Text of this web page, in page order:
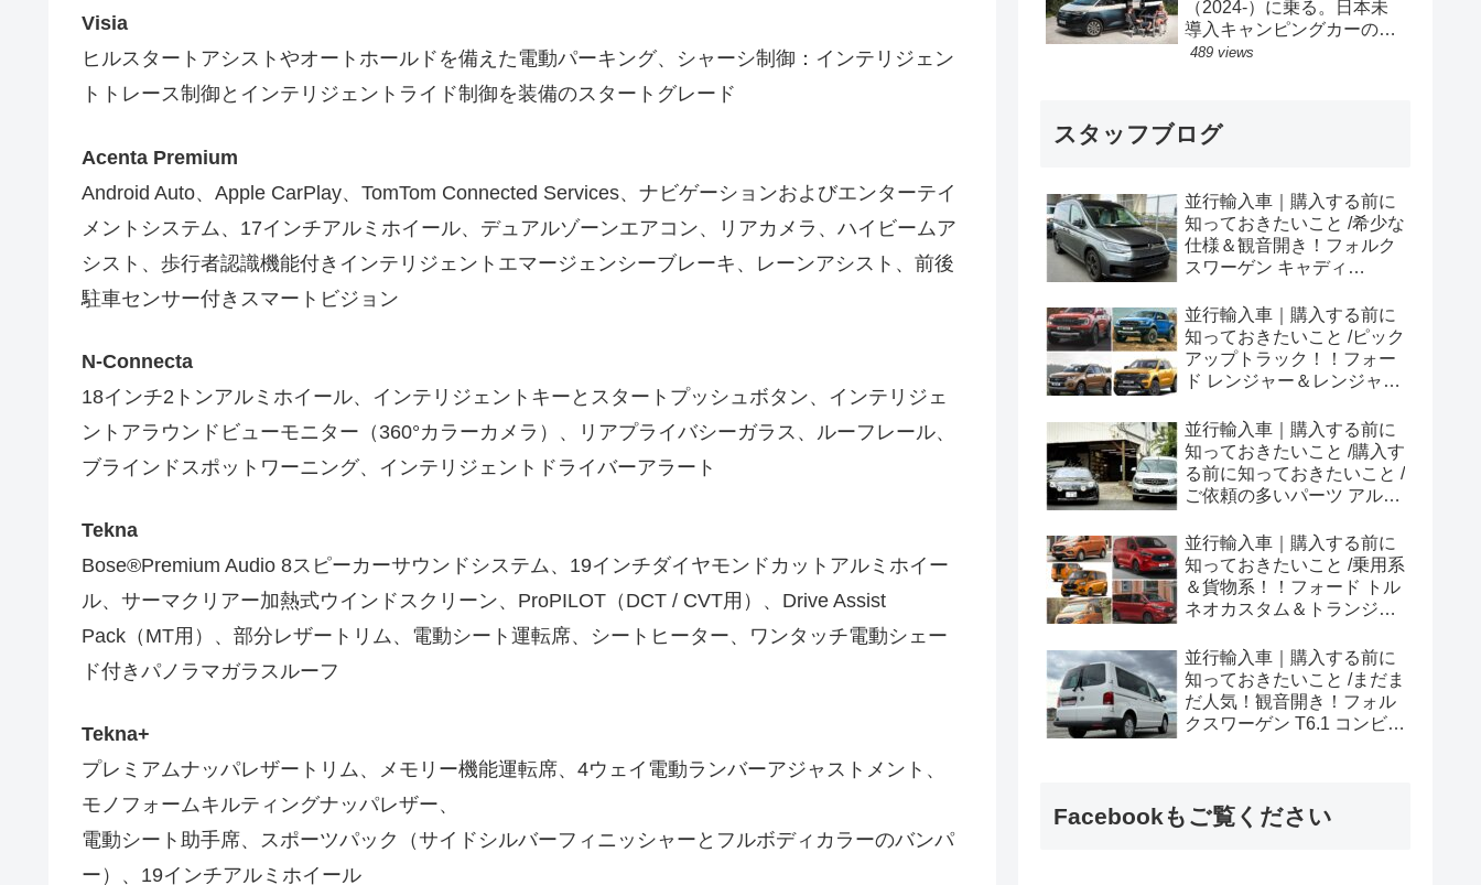
Visia
ヒルスタートアシストやオートホールドを備えた電動パーキング、シャーシ制御：インテリジェン
トトレース制御とインテリジェントライド制御を装備のスタートグレード
Acenta Premium
Android Auto、Apple CarPlay、TomTom Connected Services、ナビゲーションおよびエンターテイ
メントシステム、17インチアルミホイール、デュアルゾーンエアコン、リアカメラ、ハイビームア
シスト、歩行者認識機能付きインテリジェントエマージェンシーブレーキ、レーンアシスト、前後
駐車センサー付きスマートビジョン
N-Connecta
18インチ2トンアルミホイール、インテリジェントキーとスタートプッシュボタン、インテリジェ
ントアラウンドビューモニター（360°カラーカメラ）、リアプライバシーガラス、ルーフレール、
ブラインドスポットワーニング、インテリジェントドライバーアラート
Tekna
Bose®Premium Audio 8スピーカーサウンドシステム、19インチダイヤモンドカットアルミホイー
ル、サーマクリアー加熱式ウインドスクリーン、ProPILOT（DCT / CVT用）、Drive Assist
Pack（MT用）、部分レザートリム、電動シート運転席、シートヒーター、ワンタッチ電動シェー
ド付きパノラマガラスルーフ
Tekna+
プレミアムナッパレザートリム、メモリー機能運転席、4ウェイ電動ランバーアジャストメント、
モノフォームキルティングナッパレザー、
電動シート助手席、スポーツパック（サイドシルバーフィニッシャーとフルボディカラーのバンパ
ー）、19インチアルミホイール
（2024-）に乗る。日本未
導入キャンピングカーの概
要・スペック・価格の情
489 views
スタッフブログ
並行輸入車｜購入する前に
知っておきたいこと /希少な
仕様＆観音開き！フォルク
スワーゲン キャディ
並行輸入車｜購入する前に
知っておきたいこと /ピック
アップトラック！！フォー
ド レンジャー＆レンジャー
め！
並行輸入車｜購入する前に
知っておきたいこと /購入す
る前に知っておきたいこと /
ご依頼の多いパーツ アルピ
やカスタム・チューニング
パーツも何とかなる！②
並行輸入車｜購入する前に
知っておきたいこと /乗用系
＆貨物系！！フォード トル
ネオカスタム＆トランジッ
め！
並行輸入車｜購入する前に
知っておきたいこと /まだま
だ人気！観音開き！フォル
クスワーゲン T6.1 コンビ横
Facebookもご覧ください